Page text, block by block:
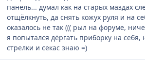
панель... думал как на старых маздах
отщёлкнуть, да снять кожух руля и на
оказалось не так ((( рыл на форуме,
я попытался дёргать приборку на
стрелки и секас знаю =)